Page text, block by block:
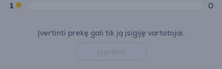
1
0
Įvertinti prekę gali tik ją įsigiję vartotojai.